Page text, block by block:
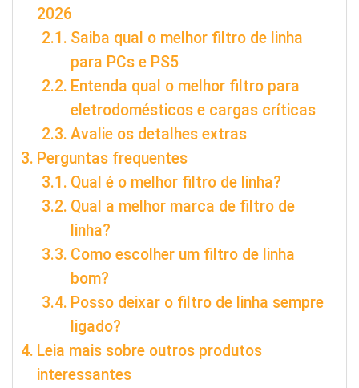
2026
Saiba qual o melhor filtro de linha
para PCs e PS5
Entenda qual o melhor filtro para
eletrodomésticos e cargas críticas
Avalie os detalhes extras
Perguntas frequentes
Qual é o melhor filtro de linha?
Qual a melhor marca de filtro de
linha?
Como escolher um filtro de linha
bom?
Posso deixar o filtro de linha sempre
ligado?
Leia mais sobre outros produtos
interessantes